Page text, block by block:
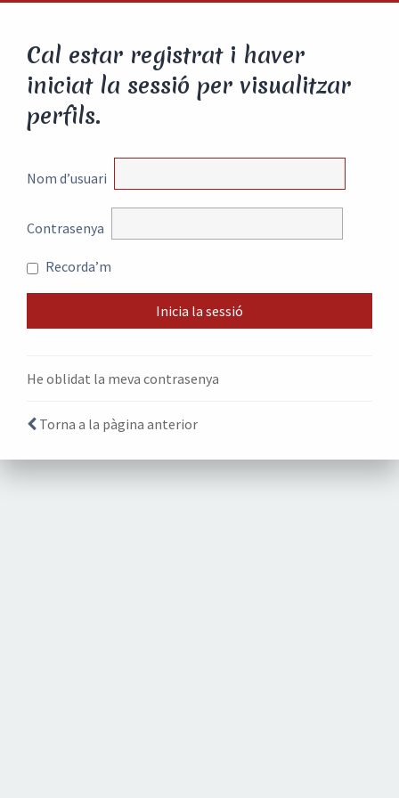
Cal estar registrat i haver
iniciat la sessió per visualitzar
perfils.
Nom d’usuari
Contrasenya
Recorda’m
He oblidat la meva contrasenya
Torna a la pàgina anterior